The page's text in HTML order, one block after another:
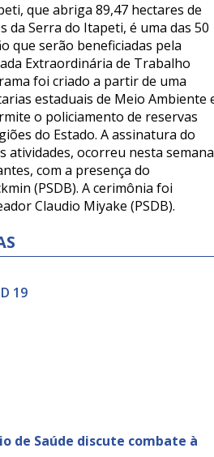
que abriga 89,47 hectares de
da Serra do Itapeti, é uma das 50
que serão beneficiadas pela
Extraordinária de Trabalho
foi criado a partir de uma
estaduais de Meio Ambiente
o policiamento de reservas
do Estado. A assinatura do
atividades, ocorreu nesta
com a presença do
(PSDB). A cerimônia foi
Claudio Miyake (PSDB).
19
de Saúde discute combate à